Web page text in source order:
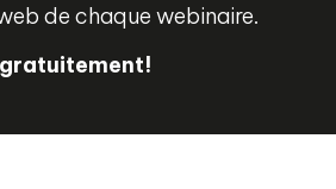
de chaque webinaire.